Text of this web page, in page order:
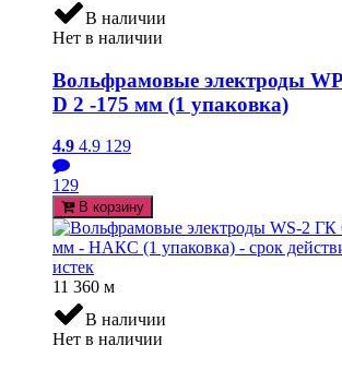
В наличии
Нет в наличии
Вольфрамовые электроды
D 2 -175 мм (1 упаковка)
4.9 4.9 129
129
В корзину
11 360 м
В наличии
Нет в наличии